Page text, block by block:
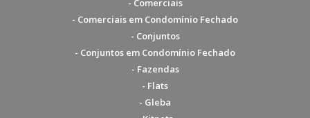
- Comerciais
- Comerciais em Condomínio Fechado
- Conjuntos
- Conjuntos em Condomínio Fechado
- Fazendas
- Flats
- Gleba